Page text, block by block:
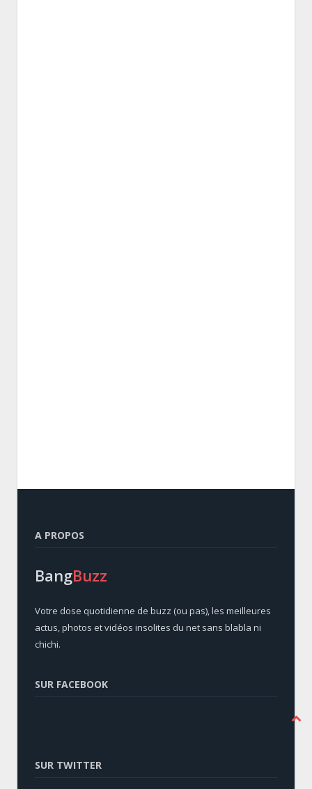
A PROPOS
BangBuzz
Votre dose quotidienne de buzz (ou pas), les meilleures
actus, photos et vidéos insolites du net sans blabla ni
chichi.
SUR FACEBOOK
SUR TWITTER